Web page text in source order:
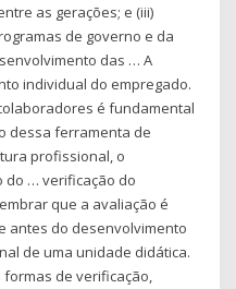
as gerações; e (iii)
de governo e da
das … A
individual do empregado.
é fundamental
dessa ferramenta de
profissional, o
do … verificação do
que a avaliação é
antes do desenvolvimento
de uma unidade didática.
de verificação,